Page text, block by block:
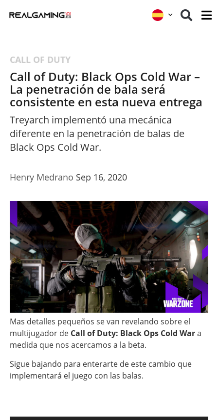
CALL OF DUTY
Call of Duty: Black Ops Cold War –
La penetración de bala será
consistente en esta nueva entrega
Treyarch implementó una mecánica
diferente en la penetración de balas de
Black Ops Cold War.
Henry Medrano Sep 16, 2020
Mas detalles pequeños se van revelando sobre el
multijugador de Call of Duty: Black Ops Cold Wara
medida que nos acercamos a la beta.
Sigue bajando para enterarte de este cambio que
implementará el juego con las balas.